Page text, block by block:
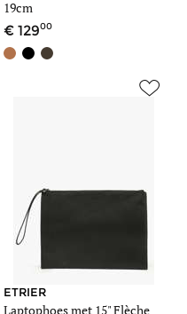
19cm
12900
ETRIER
Laptophoes met 15" Flèche